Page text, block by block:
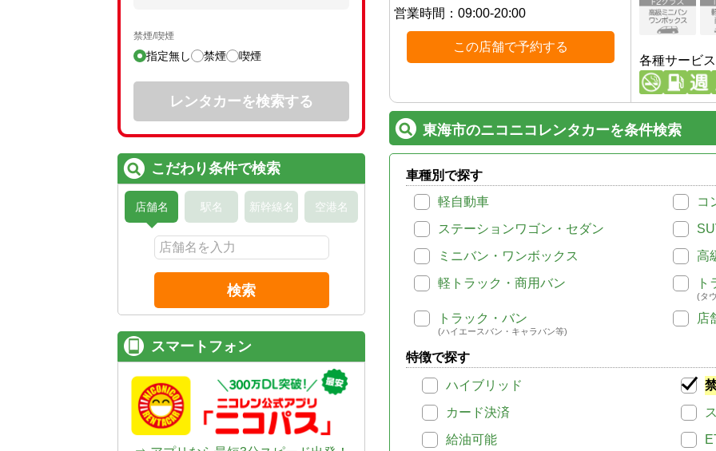
営業時間： 09:00-20:00
この店舗で予約する
各種サービス
東海市のニコニコレンタカーを条件検索
車種別で探す
軽自動車
コ
ステーションワゴン・セダン
ミニバン・ワンボックス
高
軽トラック・商用バン
ト
(タ
トラック・バン
(ハイエースバン・キャラバン等)
店
特徴で探す
ハイブリッド
カード決済
給油可能
禁煙/喫煙
指定無し 禁煙 喫煙
レンタカーを検索する
こだわり条件で検索
店舗名 駅名 新幹線名 空港名
検索
スマートフォン